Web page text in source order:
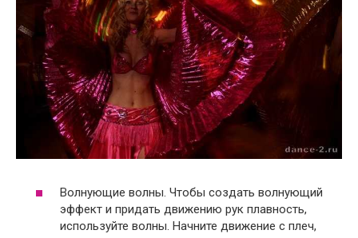
Волнующие волны. Чтобы создать волнующий
эффект и придать движению рук плавность,
используйте волны. Начните движение с плеч,